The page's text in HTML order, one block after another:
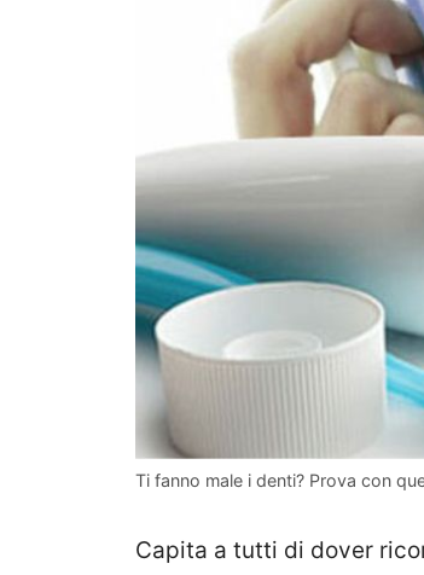
Ti fanno male i denti? Prova con
Capita a tutti di dover